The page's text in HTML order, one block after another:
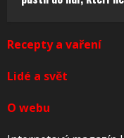
Recepty a vaření
Lidé a svět
O webu